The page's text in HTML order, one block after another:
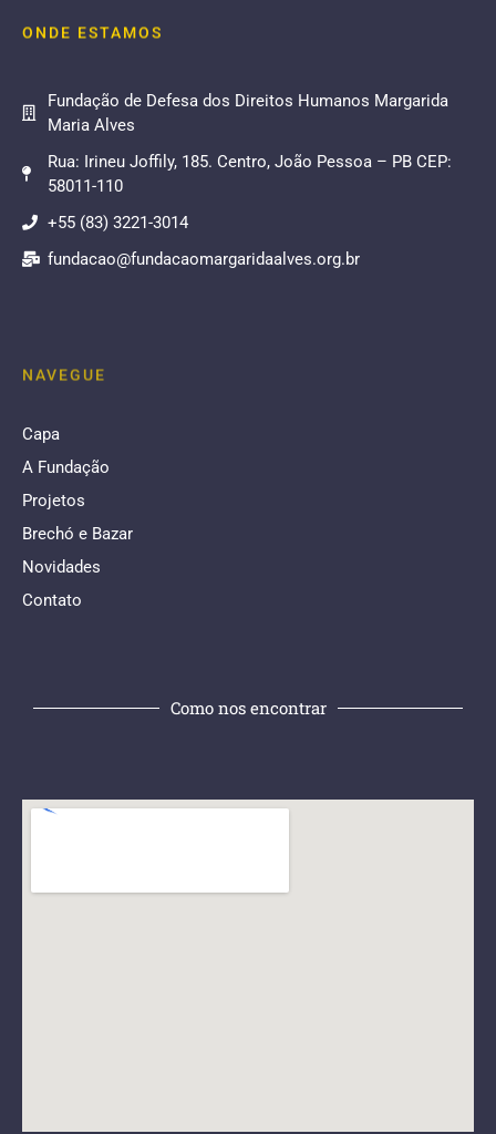
ONDE ESTAMOS
Fundação de Defesa dos Direitos Humanos Margarida
Maria Alves
Rua: Irineu Joffily, 185. Centro, João Pessoa – PB CEP:
58011-110
+55 (83) 3221-3014
fundacao@fundacaomargaridaalves.org.br
Capa
A Fundação
Projetos
Brechó e Bazar
Novidades
Contato
Como nos encontrar